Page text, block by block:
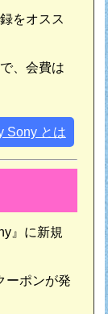
をオスス
、会費は
Sony とは
』に新規
ーポンが発